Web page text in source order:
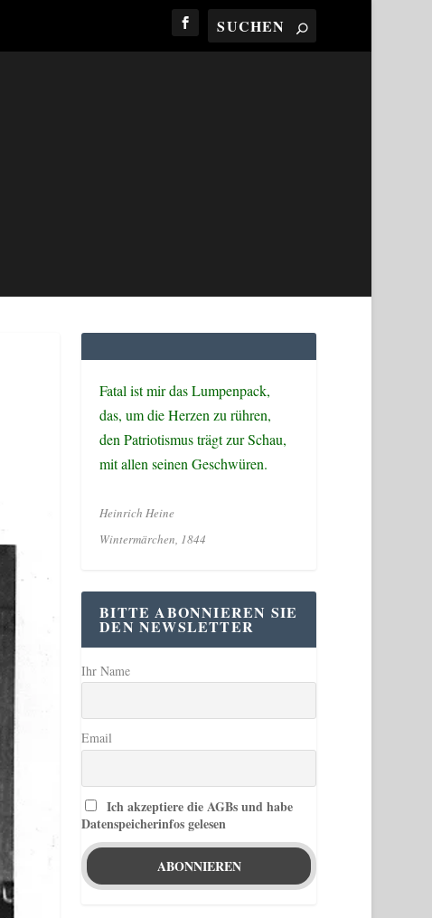
Fatal ist mir das Lumpenpack,
das, um die Herzen zu rühren,
den Patriotismus trägt zur Schau,
mit allen seinen Geschwüren.
Heinrich Heine
Wintermärchen, 1844
BITTE ABONNIEREN SIE
DEN NEWSLETTER
Ihr Name
Email
Ich akzeptiere die AGBs und habe
Datenspeicherinfos gelesen